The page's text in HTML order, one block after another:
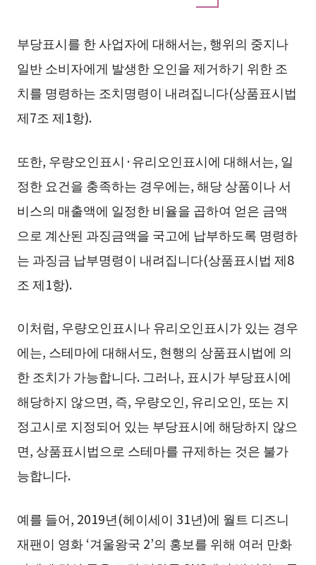
부당표시를 한 사업자에 대해서는, 행위의 중지나
일반 소비자에게 발생한 오인을 제거하기 위한 조
치를 명령하는 조치명령이 내려집니다(상품표시법
제7조 제1항).
또한, 우량오인표시·유리오인표시에 대해서는, 일
정한 요건을 충족하는 경우에는, 해당 상품이나 서
비스의 매출액에 일정한 비율을 곱하여 얻은 금액
으로 계산된 과징금액을 국고에 납부하도록 명령하
는 과징금 납부명령이 내려집니다(상품표시법 제8
조 제1항).
이처럼, 우량오인표시나 유리오인표시가 있는 경우
에는, 스테마에 대해서도, 현행의 상품표시법에 의
한 조치가 가능합니다. 그러나, 표시가 부당표시에
해당하지 않으면, 즉, 우량오인, 유리오인, 또는 지
정고시로 지정되어 있는 부당표시에 해당하지 않으
면, 상품표시법으로 스테마를 규제하는 것은 불가
능합니다.
예를 들어, 2019년(헤이세이 31년)에 월트 디즈니
재팬이 영화 ‘겨울왕국 2’의 홍보를 위해 여러 만화